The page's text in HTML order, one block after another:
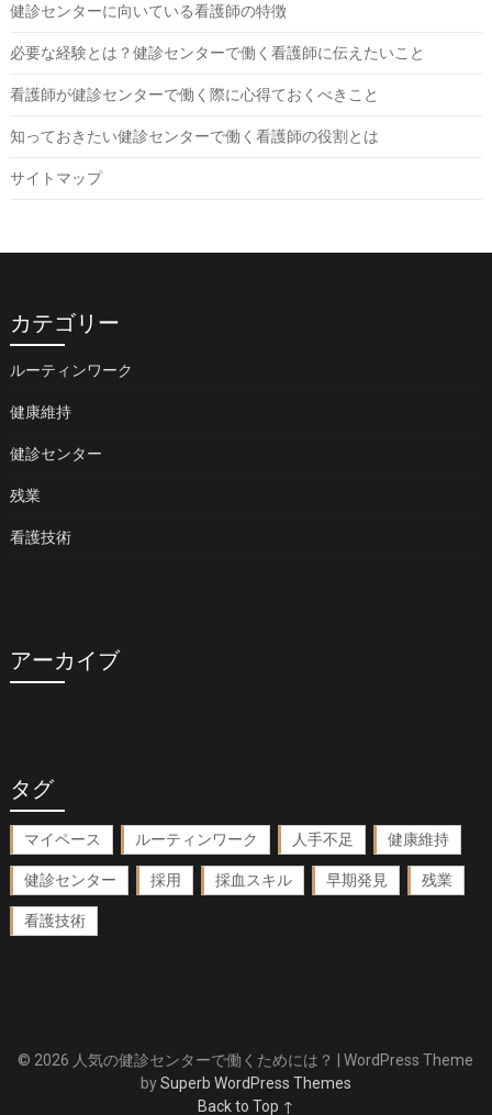
健診センターに向いている看護師の特徴
必要な経験とは？健診センターで働く看護師に伝えたいこと
看護師が健診センターで働く際に心得ておくべきこと
知っておきたい健診センターで働く看護師の役割とは
サイトマップ
カテゴリー
ルーティンワーク
健康維持
健診センター
残業
看護技術
アーカイブ
タグ
マイペース ルーティンワーク 人手不足 健康維持
健診センター 採用 採血スキル 早期発見 残業
看護技術
© 2026 人気の健診センターで働くためには？
| WordPress Theme
bySuperb WordPress Themes
Back to Top ↑